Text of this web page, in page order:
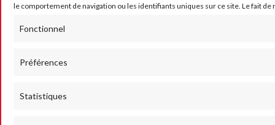
le comportement de navigation ou les identifiants uniques sur ce site. Le fait
Fonctionnel
Préférences
Statistiques